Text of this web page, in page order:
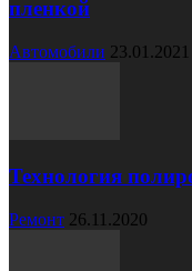
пленкой
Автомобили 23.01.2021
Технология
Ремонт 26.11.2020